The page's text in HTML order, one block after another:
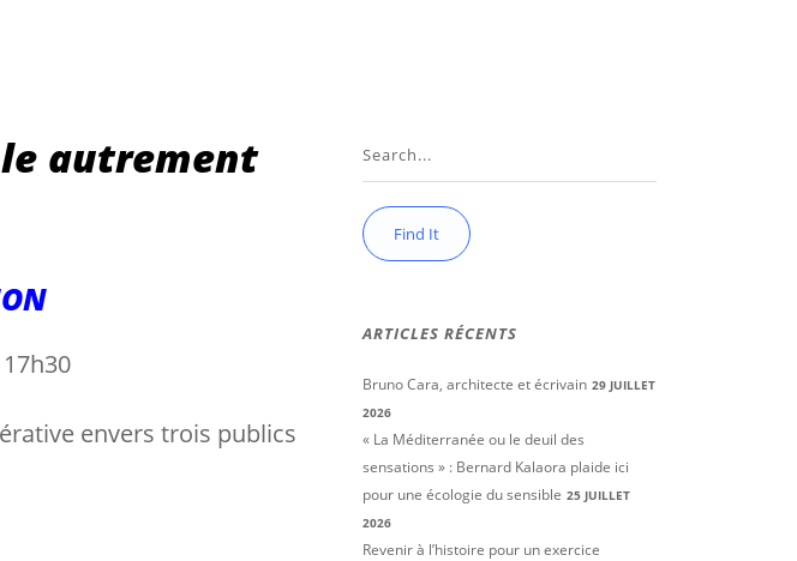
autrement
envers trois publics
ARTICLES RÉCENTS
Bruno Cara, architecte et écrivain 29 JUILLET
2026
« La Méditerranée ou le deuil des
sensations » : Bernard Kalaora plaide ici
pour une écologie du sensible 25 JUILLET
2026
Revenir à l’histoire pour un exercice